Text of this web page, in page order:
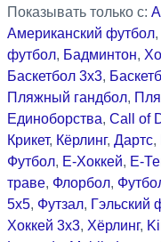
Показывать только с:
Американский футбол,
футбол, Бадминтон,
Баскетбол 3x3,
Пляжный гандбол,
Единоборства, Call of
Крикет, Кёрлинг, Дартс,
Футбол, Е-Хоккей, Е-
траве, Флорбол,
5x5, Футзал, Гэльский
Хоккей 3x3, Хёрлинг,